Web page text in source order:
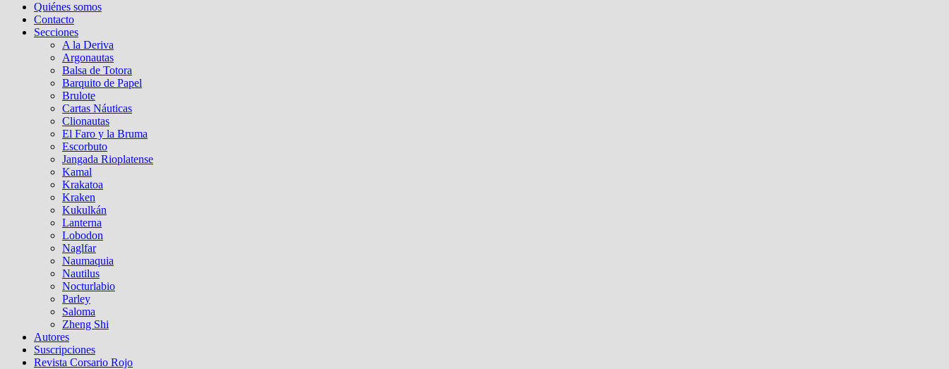
Quiénes somos
Contacto
Secciones
A la Deriva
Argonautas
Balsa de Totora
Barquito de Papel
Brulote
Cartas Náuticas
Clionautas
El Faro y la Bruma
Escorbuto
Jangada Rioplatense
Kamal
Krakatoa
Kraken
Kukulkán
Lanterna
Lobodon
Naglfar
Naumaquia
Nautilus
Nocturlabio
Parley
Saloma
Zheng Shi
Autores
Suscripciones
Revista Corsario Rojo